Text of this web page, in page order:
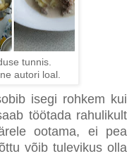
tunnis.
autori loal.
isegi rohkem kui
töötada rahulikult
ootama, ei pea
võib tulevikus olla